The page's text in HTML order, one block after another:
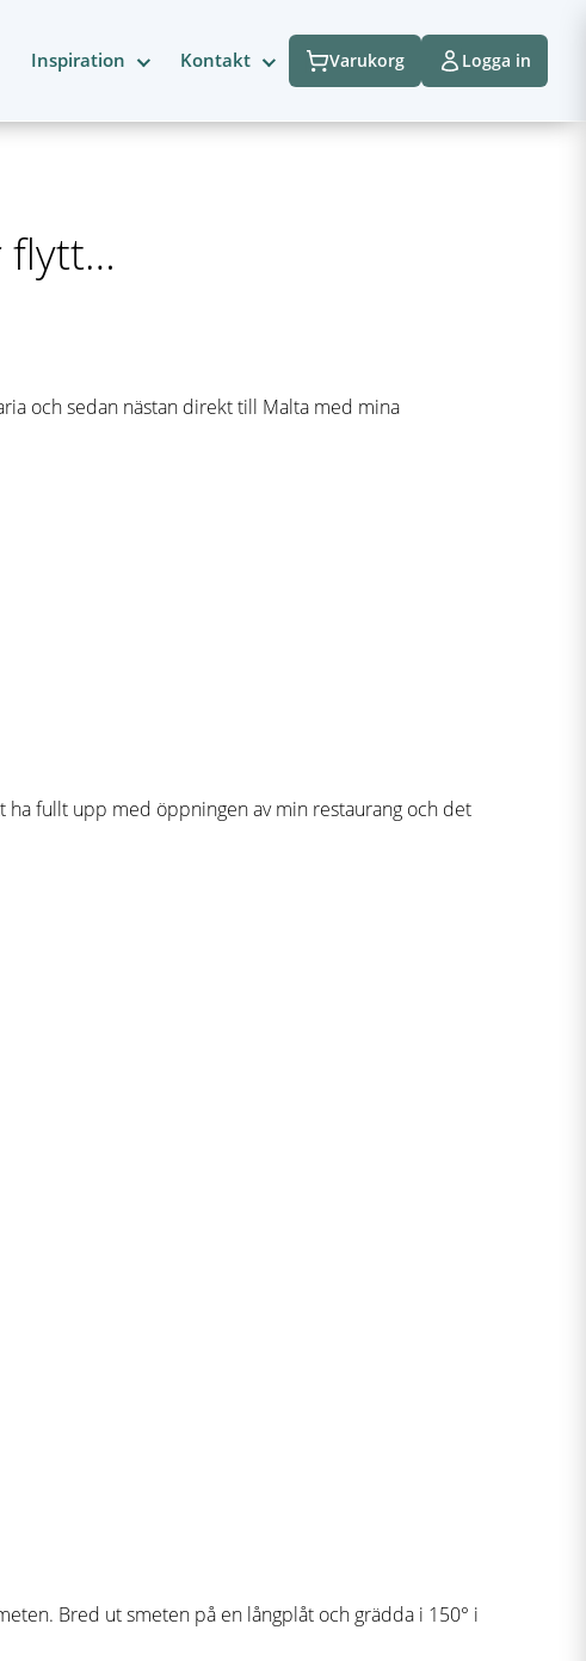
Inspiration Kontakt Varukorg Logga in
flytt…
och sedan nästan direkt till Malta med mina
fullt upp med öppningen av min restaurang och det
Bred ut smeten på en långplåt och grädda i 150° i